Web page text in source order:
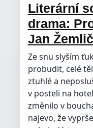
Literární
drama:
Jan
Ze snu slyším
probudit, celé
ztuhlé a
v posteli na
změnilo v
najevo, že